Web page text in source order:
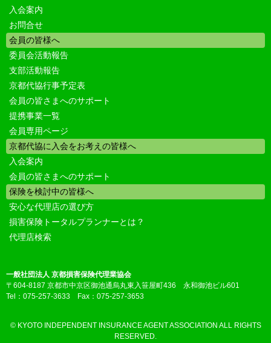
入会案内
お問合せ
会員の皆様へ
委員会活動報告
支部活動報告
京都代協行事予定表
会員の皆さまへのサポート
提携事業一覧
会員専用ページ
京都代協に入会をお考えの皆様へ
入会案内
会員の皆さまへのサポート
保険を検討中の皆様へ
安心な代理店の選び方
損害保険トータルプランナーとは？
代理店検索
一般社団法人 京都損害保険代理業協会
〒604-8187 京都市中京区御池通烏丸東入笹屋町436 永和御池ビル601
Tel：075-257-3633 Fax：075-257-3653
© KYOTO INDEPENDENT INSURANCE AGENT ASSOCIATION ALL RIGHTS
RESERVED.